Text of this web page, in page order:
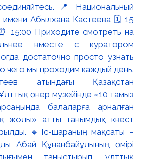
📍 Национальный
имени Абылхана Кастеева 🗓 15
15:00 Приходите смотреть на
вместе с куратором
достаточно просто узнать
чего мы проходим каждый день.